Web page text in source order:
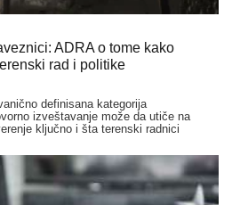
ADRA o tome kako
rad i politike
definisana kategorija
izveštavanje može da utiče na
ključno i šta terenski radnici